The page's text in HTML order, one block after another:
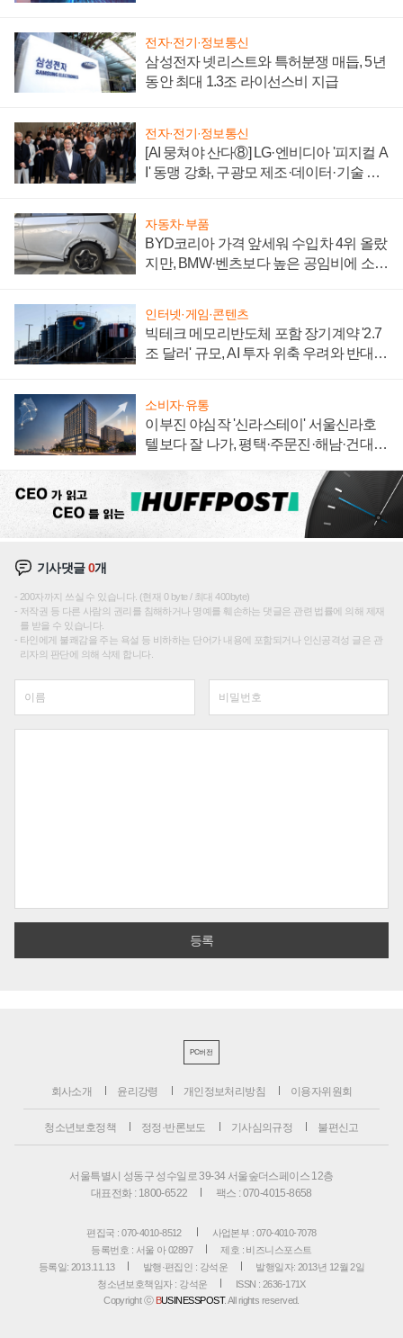
전자·전기·정보통신
삼성전자 넷리스트와 특허분쟁 매듭, 5년
동안 최대 1.3조 라이선스비 지급
전자·전기·정보통신
[AI 뭉쳐야 산다⑧] LG·엔비디아 '피지컬 A
I' 동맹 강화, 구광모 제조·데이터·기술 결
자동차·부품
BYD코리아 가격 앞세워 수입차 4위 올랐
지만, BMW·벤츠보다 높은 공임비에 소비
인터넷·게임·콘텐츠
빅테크 메모리반도체 포함 장기계약 '2.7
조 달러' 규모, AI 투자 위축 우려와 반대
소비자·유통
이부진 야심작 '신라스테이' 서울신라호
텔보다 잘 나가, 평택·주문진·해남·건대로
기사댓글0개
200자까지 쓰실 수 있습니다. (현재 0 byte / 최대 400byte)
저작권 등 다른 사람의 권리를 침해하거나 명예를 훼손하는 댓글은 관련 법률에 의해 제재
를 받을 수 있습니다.
타인에게 불쾌감을 주는 욕설 등 비하하는 단어가 내용에 포함되거나 인신공격성 글은 관
리자의 판단에 의해 삭제 합니다.
PC버전
회사소개 윤리강령 개인정보처리방침 이용자위원회
청소년보호정책 정정·반론보도 기사심의규정 불편신고
서울특별시 성동구 성수일로 39-34 서울숲더스페이스 12층
대표전화 : 1800-6522
팩스 : 070-4015-8658
편집국 : 070-4010-8512
사업본부 : 070-4010-7078
등록번호 : 서울 아 02897
제호 : 비즈니스포스트
등록일: 2013.11.13
발행·편집인 : 강석운
발행일자: 2013년 12월 2일
청소년보호책임자 : 강석운
ISSN : 2636-171X
Copyright ⓒ BUSINESSPOST. All rights reserved.